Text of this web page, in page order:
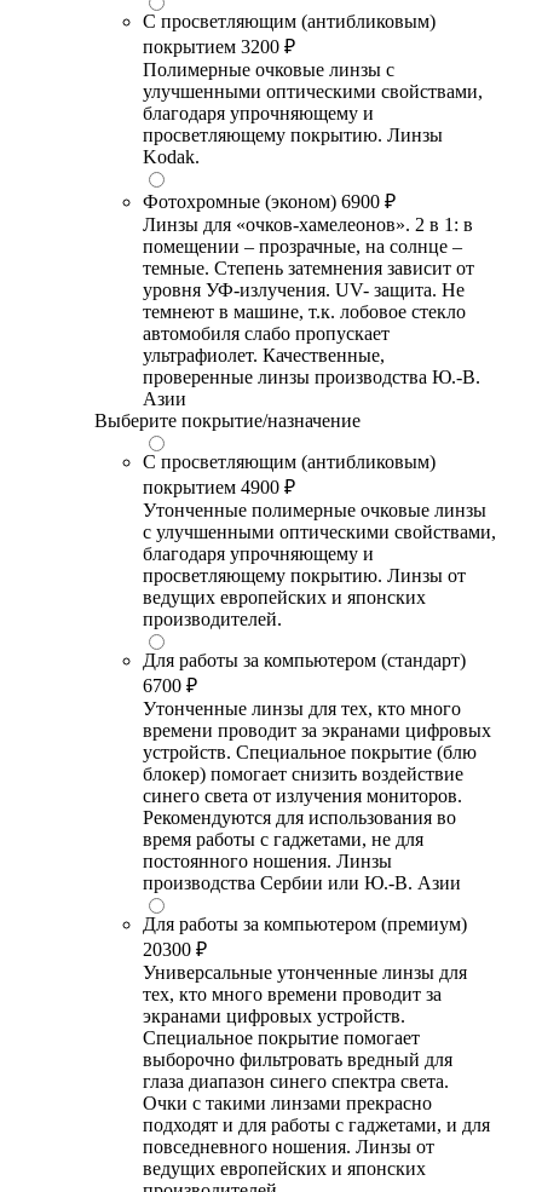
С просветляющим (антибликовым)
покрытием 3200 ₽
Полимерные очковые линзы с
улучшенными оптическими свойствами,
благодаря упрочняющему и
просветляющему покрытию. Линзы
Kodak.
Фотохромные (эконом) 6900 ₽
Линзы для «очков-хамелеонов». 2 в 1: в
помещении – прозрачные, на солнце –
темные. Степень затемнения зависит от
уровня УФ-излучения. UV- защита. Не
темнеют в машине, т.к. лобовое стекло
автомобиля слабо пропускает
ультрафиолет. Качественные,
проверенные линзы производства Ю.-В.
Азии
Выберите покрытие/назначение
С просветляющим (антибликовым)
покрытием 4900 ₽
Утонченные полимерные очковые линзы
с улучшенными оптическими свойствами,
благодаря упрочняющему и
просветляющему покрытию. Линзы от
ведущих европейских и японских
производителей.
Для работы за компьютером (стандарт)
6700 ₽
Утонченные линзы для тех, кто много
времени проводит за экранами цифровых
устройств. Специальное покрытие (блю
блокер) помогает снизить воздействие
синего света от излучения мониторов.
Рекомендуются для использования во
время работы с гаджетами, не для
постоянного ношения. Линзы
производства Сербии или Ю.-В. Азии
Для работы за компьютером (премиум)
20300 ₽
Универсальные утонченные линзы для
тех, кто много времени проводит за
экранами цифровых устройств.
Специальное покрытие помогает
выборочно фильтровать вредный для
глаза диапазон синего спектра света.
Очки с такими линзами прекрасно
подходят и для работы с гаджетами, и для
повседневного ношения. Линзы от
ведущих европейских и японских